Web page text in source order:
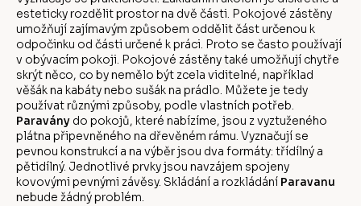
esteticky rozdělit prostor na dvě části. Pokojové zástěny
umožňují zajímavým způsobem oddělit část určenou k
odpočinku od části určené k práci. Proto se často používají
v obývacím pokoji. Pokojové zástěny také umožňují chytře
skrýt něco, co by nemělo být zcela viditelné, například
věšák na kabáty nebo sušák na prádlo. Můžete je tedy
používat různými způsoby, podle vlastních potřeb.
Paravány do pokojů, které nabízíme, jsou z vyztuženého
plátna připevněného na dřevěném rámu. Vyznačují se
pevnou konstrukcí a na výběr jsou dva formáty: třídílný a
pětidílný. Jednotlivé prvky jsou navzájem spojeny
kovovými pevnými závěsy. Skládání a rozkládání Paravanu
nebude žádný problém.